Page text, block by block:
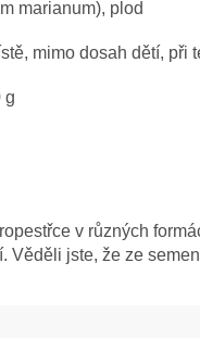
marianum), plod
mimo dosah dětí, při
g
v různých
Věděli jste, že ze